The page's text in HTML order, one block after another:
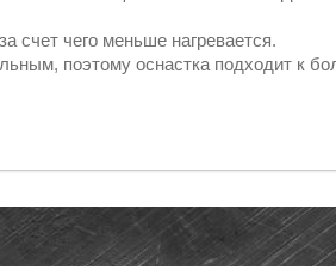
счет чего меньше нагревается.
поэтому оснастка подходит к